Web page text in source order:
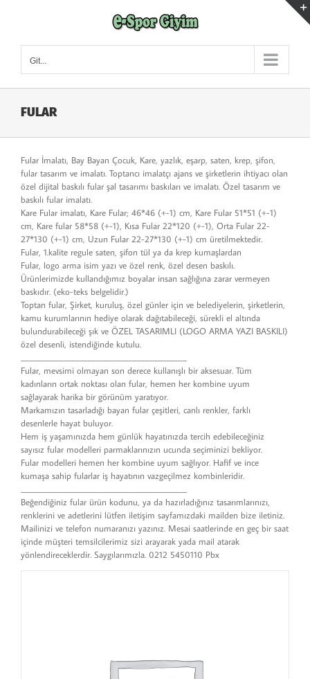
Git...
FULAR
Fular İmalatı, Bay Bayan Çocuk, Kare, yazlık, eşarp, saten, krep, şifon,
fular tasarım ve imalatı. Toptancı imalatçı ajans ve şirketlerin ihtiyacı olan
özel dijital baskılı fular şal tasarımı baskıları ve imalatı. Özel tasarım ve
baskılı fular imalatı.
Kare Fular imalatı, Kare Fular; 46*46 (+-1) cm, Kare Fular 51*51 (+-1)
cm, Kare fular 58*58 (+-1), Kısa Fular 22*120 (+-1), Orta Fular 22-
27*130 (+-1) cm, Uzun Fular 22-27*130 (+-1) cm üretilmektedir.
Fular, 1.kalite regule saten, şifon tül ya da krep kumaşlardan
Fular, logo arma isim yazı ve özel renk, özel desen baskılı.
Ürünlerimizde kullandığımız boyalar insan sağlığına zarar vermeyen
baskıdır. (eko-teks belgelidir.)
Toptan fular, Şirket, kuruluş, özel günler için ve belediyelerin, şirketlerin,
kamu kurumlarının hediye olarak dağıtabileceği, sürekli el altında
bulundurabileceği şık ve ÖZEL TASARIMLI (LOGO ARMA YAZI BASKILI)
özel desenli, istendiğinde kutulu.
Fular, mevsimi olmayan son derece kullanışlı bir aksesuar. Tüm
kadınların ortak noktası olan fular, hemen her kombine uyum
sağlayarak harika bir görünüm yaratıyor.
Markamızın tasarladığı bayan fular çeşitleri, canlı renkler, farklı
desenlerle hayat buluyor.
Hem iş yaşamınızda hem günlük hayatınızda tercih edebileceğiniz
sayısız fular modelleri parmaklarınızın ucunda seçiminizi bekliyor.
Fular modelleri hemen her kombine uyum sağlıyor. Hafif ve ince
kumaşa sahip fularlar iş hayatının vazgeçilmez kombinleridir.
Beğendiğiniz fular ürün kodunu, ya da hazırladığınız tasarımlarınızı,
renklerini ve adetlerini lütfen iletişim sayfamızdaki mailden bize iletiniz.
Mailinizi ve telefon numaranızı yazınız. Mesai saatlerinde en geç bir saat
içinde müşteri temsilcilerimiz sizi arayarak yada mail atarak
yönlendireceklerdir. Saygılarımızla. 0212 5450110 Pbx